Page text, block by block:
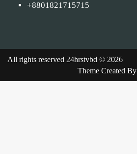
+8801821715715
All rights reserved 24hrstvbd © 2026
Theme Created By